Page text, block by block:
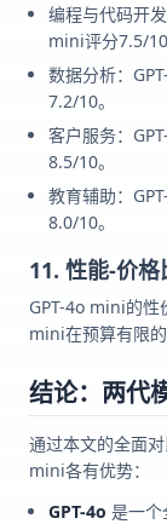
编程与代码开
mini评分7.5/10
数据分析：
7.2/10。
客户服务：
8.5/10。
教育辅助：
8.0/10。
11. 性能-价格
GPT-4o mini的性
mini在预算有限的
结论：两代
通过本文的全面
mini各有优势：
GPT-4o 是一个